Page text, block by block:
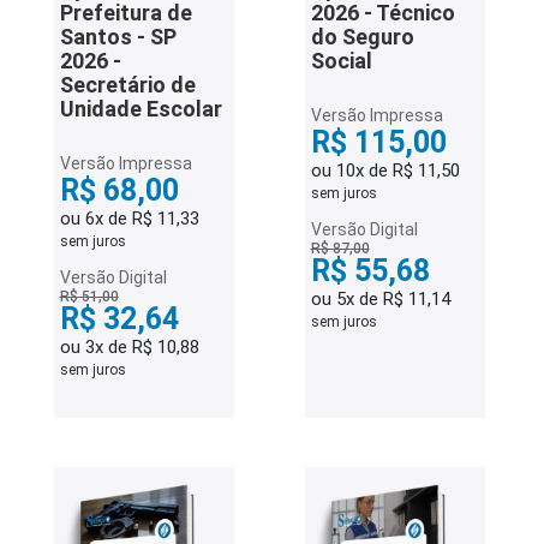
Prefeitura de
Santos - SP
2026 -
Secretário de
Unidade Escolar
Versão Impressa
R$ 68,00
ou 6x de R$ 11,33
sem juros
Versão Digital
R$ 51,00
R$ 32,64
ou 3x de R$ 10,88
sem juros
2026 - Técnico
do Seguro
Social
Versão Impressa
R$ 115,00
ou 10x de R$ 11,50
sem juros
Versão Digital
R$ 87,00
R$ 55,68
ou 5x de R$ 11,14
sem juros